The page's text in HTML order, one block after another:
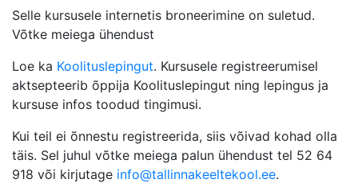
Selle kursusele internetis broneerimine on suletud.
Võtke meiega ühendust
Loe ka Koolituslepingut. Kursusele registreerumisel
aktsepteerib õppija Koolituslepingut ning lepingus ja
kursuse infos toodud tingimusi.
Kui teil ei õnnestu registreerida, siis võivad kohad olla
täis. Sel juhul võtke meiega palun ühendust tel 52 64
918 või kirjutage info@tallinnakeeltekool.ee.